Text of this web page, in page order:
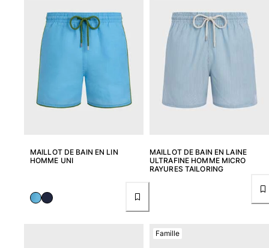
MAILLOT DE BAIN EN LIN
HOMME UNI
MAILLOT DE BAIN EN LAINE
ULTRAFINE HOMME MICRO
RAYURES TAILORING
Famille